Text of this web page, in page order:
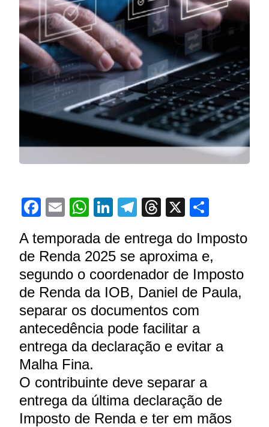
Facebook
EmailWhatsApp
LinkedIn
Telegram
Threads
X
A temporada de entrega do Imposto
de Renda 2025 se aproxima e,
segundo o coordenador de Imposto
de Renda da IOB, Daniel de Paula,
separar os documentos com
antecedência pode facilitar a
entrega da declaração e evitar a
Malha Fina.
O contribuinte deve separar a
entrega da última declaração de
Imposto de Renda e ter em mãos